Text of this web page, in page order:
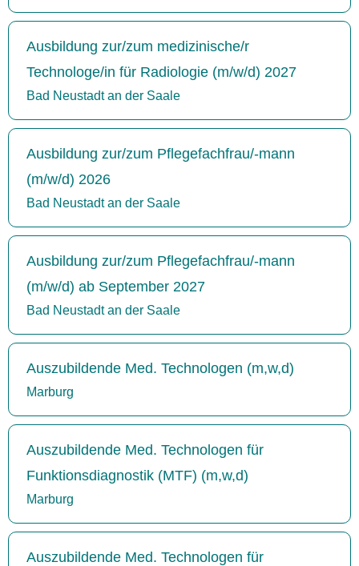
Ausbildung zur/zum medizinische/r
Technologe/in für Radiologie (m/w/d) 2027
Bad Neustadt an der Saale
Ausbildung zur/zum Pflegefachfrau/-mann
(m/w/d) 2026
Bad Neustadt an der Saale
Ausbildung zur/zum Pflegefachfrau/-mann
(m/w/d) ab September 2027
Bad Neustadt an der Saale
Auszubildende Med. Technologen (m,w,d)
Marburg
Auszubildende Med. Technologen für
Funktionsdiagnostik (MTF) (m,w,d)
Marburg
Auszubildende Med. Technologen für